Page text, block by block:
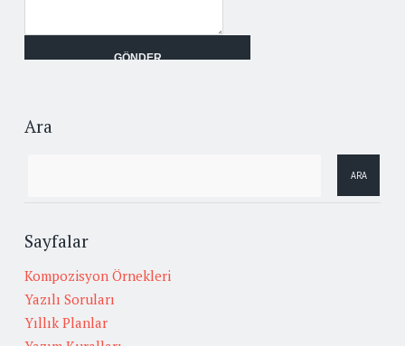
Ara
Sayfalar
Kompozisyon Örnekleri
Yazılı Soruları
Yıllık Planlar